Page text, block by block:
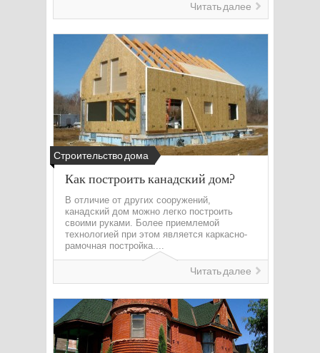
Читать далее
Строительство дома
Как построить канадский дом?
В отличие от других сооружений,
канадский дом можно легко построить
своими руками. Более приемлемой
технологией при этом является каркасно-
рамочная постройка....
Читать далее